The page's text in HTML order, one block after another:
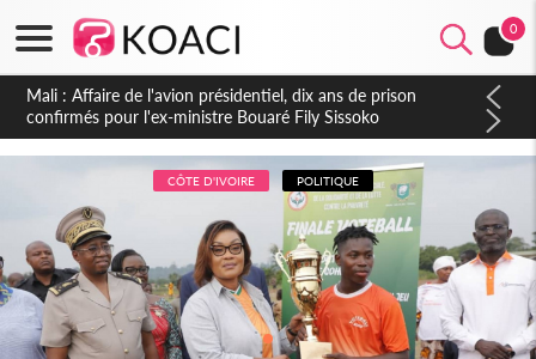
0
Nigeria : Le Togo et le Cameroun principaux acheteurs des
produits de la raffinerie Dangote en juillet
CÔTE D'IVOIRE POLITIQUE